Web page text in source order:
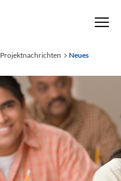
Projektnachrichten
Neues